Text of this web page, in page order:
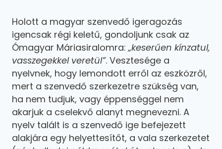
Holott a magyar szenvedő igeragozás
igencsak régi keletű, gondoljunk csak az
Ómagyar Máriasiralomra:„keserűen kínzatul,
vasszegekkel veretül”. Vesztesége a
nyelvnek, hogy lemondott erről az eszközről,
mert a szenvedő szerkezetre szükség van,
ha nem tudjuk, vagy éppenséggel nem
akarjuk a cselekvő alanyt megnevezni. A
nyelv talált is a szenvedő ige befejezett
alakjára egy helyettesítőt, a vala szerkezetet